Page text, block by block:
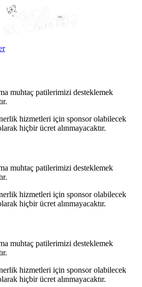
muhtaç patilerimizi desteklemek
hizmetleri için sponsor olabilecek
hiçbir ücret alınmayacaktır.
muhtaç patilerimizi desteklemek
hizmetleri için sponsor olabilecek
hiçbir ücret alınmayacaktır.
muhtaç patilerimizi desteklemek
hizmetleri için sponsor olabilecek
hiçbir ücret alınmayacaktır.